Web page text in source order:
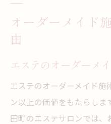
オーダーメイド
由
エステのオーダーメ
エステのオーダーメイド施
ン以上の価値をもたらし
田町のエステサロンでは、